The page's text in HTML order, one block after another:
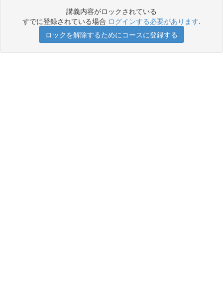
講義内容がロックされている
すでに登録されている場合 ログインする必要があります.
ロックを解除するためにコースに登録する